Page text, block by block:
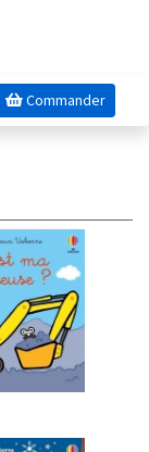
Commander